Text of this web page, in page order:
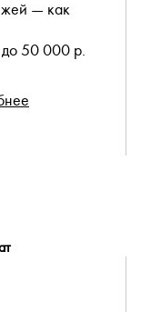
— как
50 000 р.